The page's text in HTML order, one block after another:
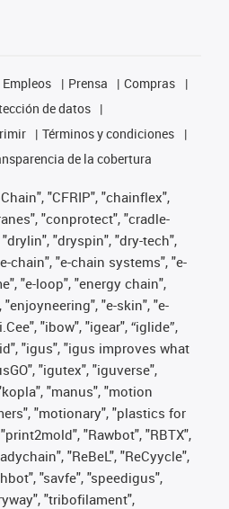
Empleos Prensa
Compras
de datos
Términos y condiciones
de la cobertura
"CFRIP", "chainflex",
"conprotect", "cradle-
"dryspin", "dry-tech",
chain", "e-chain systems", "e-
"e-loop", "energy chain",
"e-skin", "e-
"ibow", "igear", “iglide”,
"igus", "igus improves what
"igutex", "iguverse",
"manus", "motion
"motionary", "plastics for
"Rawbot", "RBTX",
"ReBeL", "ReCyycle",
"savfe", "speedigus",
"tribofilament",